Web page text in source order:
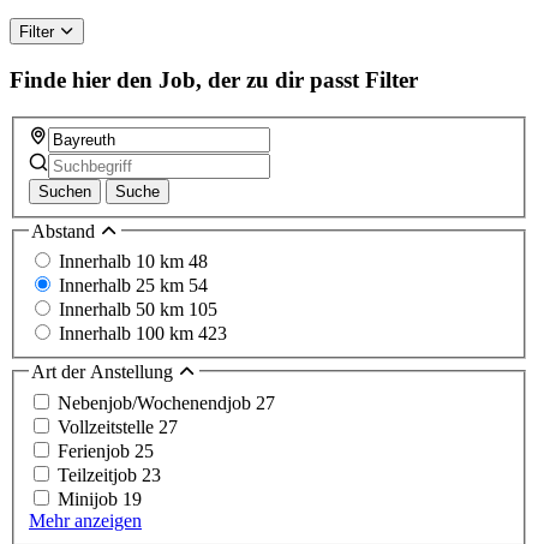
this
field
Filter
Finde hier den Job, der zu dir passt Filter
Suchen Suche
Abstand
Innerhalb 10 km 48
Innerhalb 25 km 54
Innerhalb 50 km 105
Innerhalb 100 km 423
Art der Anstellung
Nebenjob/Wochenendjob 27
Vollzeitstelle 27
Ferienjob 25
Teilzeitjob 23
Minijob 19
Mehr anzeigen